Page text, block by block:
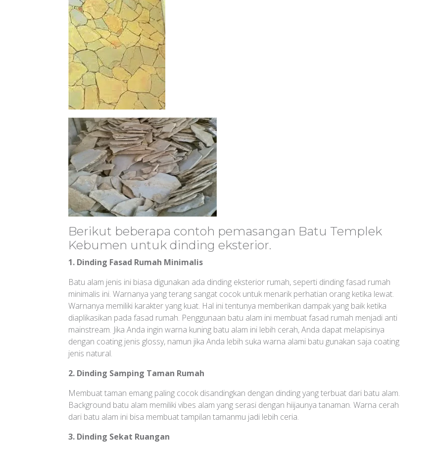
Berikut beberapa contoh pemasangan Batu Templek
Kebumen untuk dinding eksterior.
1. Dinding Fasad Rumah Minimalis
Batu alam jenis ini biasa digunakan ada dinding eksterior rumah, seperti dinding fasad rumah
minimalis ini. Warnanya yang terang sangat cocok untuk menarik perhatian orang ketika lewat.
Warnanya memiliki karakter yang kuat. Hal ini tentunya memberikan dampak yang baik ketika
diaplikasikan pada fasad rumah. Penggunaan batu alam ini membuat fasad rumah menjadi anti
mainstream. Jika Anda ingin warna kuning batu alam ini lebih cerah, Anda dapat melapisinya
dengan coating jenis glossy, namun jika Anda lebih suka warna alami batu gunakan saja coating
jenis natural.
2. Dinding Samping Taman Rumah
Membuat taman emang paling cocok disandingkan dengan dinding yang terbuat dari batu alam.
Background batu alam memiliki vibes alam yang serasi dengan hiijaunya tanaman. Warna cerah
dari batu alam ini bisa membuat tampilan tamanmu jadi lebih ceria.
3. Dinding Sekat Ruangan